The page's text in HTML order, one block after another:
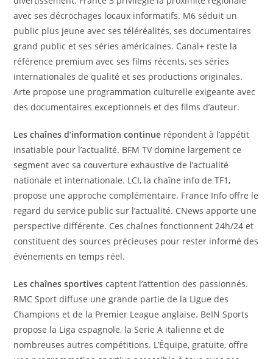
avec ses décrochages locaux informatifs. M6 séduit un
public plus jeune avec ses téléréalités, ses documentaires
grand public et ses séries américaines. Canal+ reste la
référence premium avec ses films récents, ses séries
internationales de qualité et ses productions originales.
Arte propose une programmation culturelle exigeante avec
des documentaires exceptionnels et des films d’auteur.
Les chaînes d’information continue répondent à l’appétit
insatiable pour l’actualité. BFM TV domine largement ce
segment avec sa couverture exhaustive de l’actualité
nationale et internationale. LCI, la chaîne info de TF1,
propose une approche complémentaire. France Info offre le
regard du service public sur l’actualité. CNews apporte une
perspective différente. Ces chaînes fonctionnent 24h/24 et
constituent des sources précieuses pour rester informé des
événements en temps réel.
Les chaînes sportives captent l’attention des passionnés.
RMC Sport diffuse une grande partie de la Ligue des
Champions et de la Premier League anglaise. BeIN Sports
propose la Liga espagnole, la Serie A italienne et de
nombreuses autres compétitions. L’Équipe, gratuite, offre